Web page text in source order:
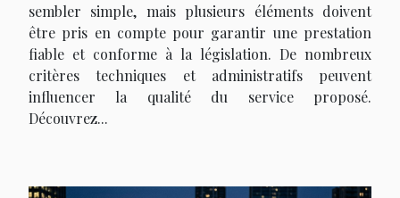
sembler simple, mais plusieurs éléments doivent
être pris en compte pour garantir une prestation
fiable et conforme à la législation. De nombreux
critères techniques et administratifs peuvent
influencer la qualité du service proposé.
Découvrez...